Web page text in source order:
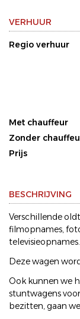
VERHUUR
Regio verhuur
Met chauffeur
Zonder
Prijs
BESCHRIJVING
Verschillende
filmopnames,
televisieopnames.
Deze wagen
Ook kunnen we
stuntwagens
bezitten, gaan